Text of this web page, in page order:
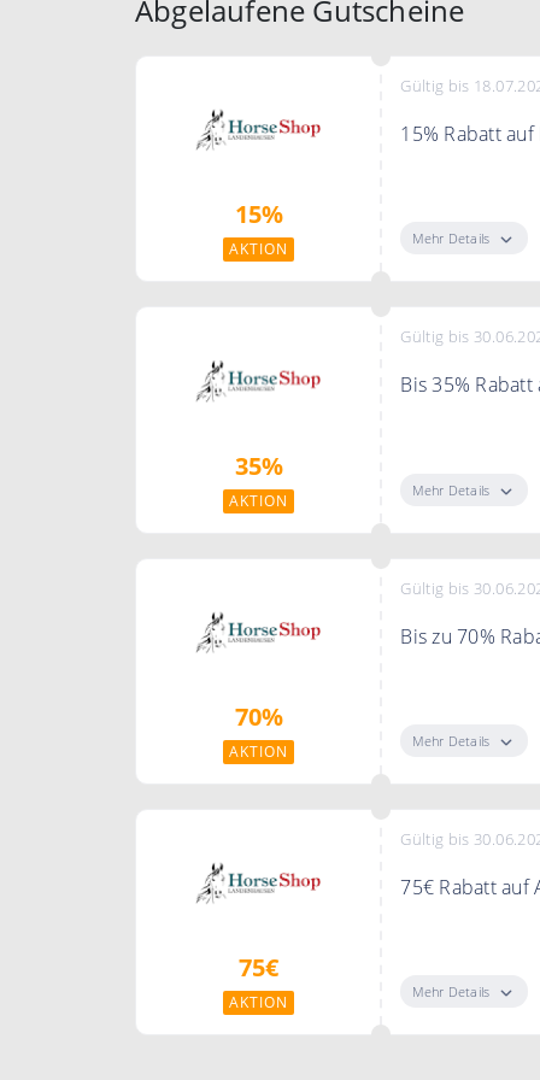
Abgelaufene Gutscheine
15%
AKTION
Gültig bis
15% Rabatt
Mehr Details
35%
AKTION
Gültig bis
Bis 35%
Mehr Details
70%
AKTION
Gültig bis
Bis zu 70%
Mehr Details
75€
AKTION
Gültig bis
75€ Rabatt auf
Mehr Details